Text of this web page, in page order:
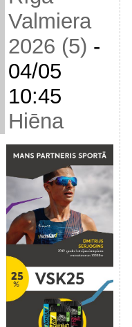
Valmiera
2026 (5) -
04/05
10:45
Hiēna